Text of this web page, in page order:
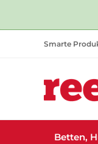
Smarte
Betten,